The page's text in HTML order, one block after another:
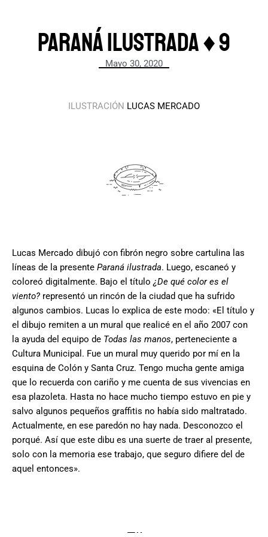
Paraná ilustrada ♦ 9
Mayo 30, 2020
ILUSTRACIÓN LUCAS MERCADO
Lucas Mercado dibujó con fibrón negro sobre cartulina las
líneas de la presente Paraná ilustrada. Luego, escaneó y
coloreó digitalmente. Bajo el título ¿De qué color es el
viento? representó un rincón de la ciudad que ha sufrido
algunos cambios. Lucas lo explica de este modo: «El título y
el dibujo remiten a un mural que realicé en el año 2007 con
la ayuda del equipo de Todas las manos, perteneciente a
Cultura Municipal. Fue un mural muy querido por mí en la
esquina de Colón y Santa Cruz. Tengo mucha gente amiga
que lo recuerda con cariño y me cuenta de sus vivencias en
esa plazoleta. Hasta no hace mucho tiempo estuvo en pie y
salvo algunos pequeños graffitis no había sido maltratado.
Actualmente, en ese paredón no hay nada. Desconozco el
porqué. Así que este dibu es una suerte de traer al presente,
solo con la memoria ese trabajo, que seguro difiere del de
aquel entonces».